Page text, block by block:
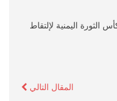
اليمنية لإلتقاط
المقال التالي